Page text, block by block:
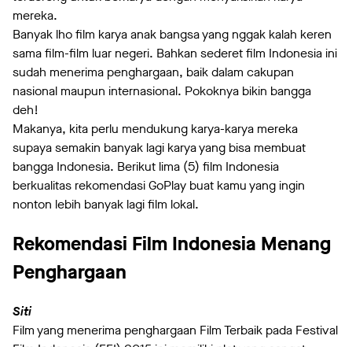
mereka.
Banyak lho film karya anak bangsa yang nggak kalah keren
sama film-film luar negeri. Bahkan sederet film Indonesia ini
sudah menerima penghargaan, baik dalam cakupan
nasional maupun internasional. Pokoknya bikin bangga
deh!
Makanya, kita perlu mendukung karya-karya mereka
supaya semakin banyak lagi karya yang bisa membuat
bangga Indonesia. Berikut lima (5) film Indonesia
berkualitas rekomendasi GoPlay buat kamu yang ingin
nonton lebih banyak lagi film lokal.
Rekomendasi Film Indonesia Menang
Penghargaan
Siti
Film yang menerima penghargaan Film Terbaik pada Festival